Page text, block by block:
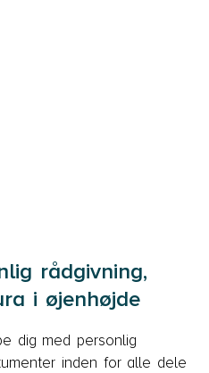
rådgivning,
i øjenhøjde
dig med personlig
inden for alle dele